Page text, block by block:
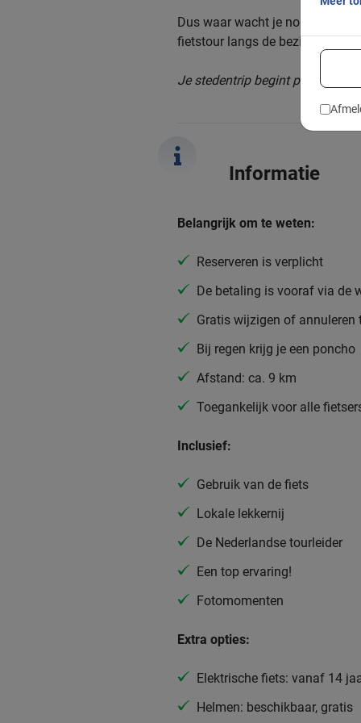
Dus waar wacht je nog op?
fietstour langs de
Je stedentrip begint pas echt
Informatie
Belangrijk om te weten:
Reserveren is verplicht
De betaling is vooraf via de
Gratis wijzigen of annuleren
Bij regen krijg je een poncho
Afstand: ca. 9 km
Toegankelijk voor alle
Inclusief:
Gebruik van de fiets
Lokale lekkernij
De Nederlandse tourleider
Een top ervaring!
Fotomomenten
Extra opties:
Elektrische fiets: vanaf 14
Helmen: beschikbaar, gratis